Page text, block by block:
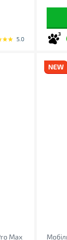
5.0
3
Max